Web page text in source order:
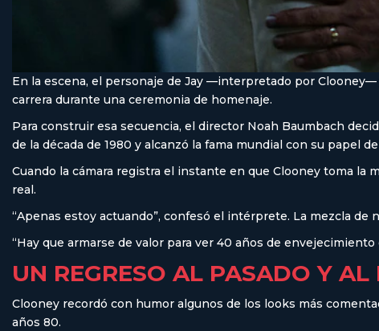
En la escena, el personaje de Jay —interpretado por
carrera durante una ceremonia de homenaje.
Para construir esa secuencia, el director Noah Baumbach
de la década de 1980 y alcanzó la fama mundial con su papel
Cuando la cámara registra el instante en que Clooney toma
real.
“Apenas estoy actuando”, confesó el intérprete. La mezcla
“Hay que armarse de valor para ver 40 años de
UN REGRESO AL PASADO Y
Clooney recordó con humor algunos de los looks más
años 80.